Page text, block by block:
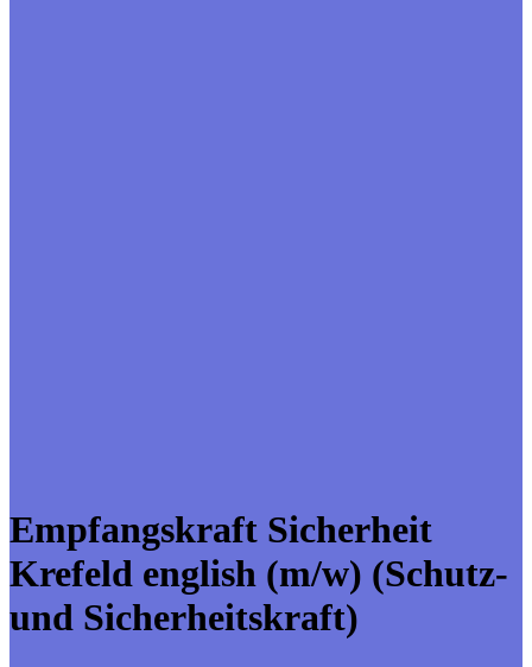
Empfangskraft Sicherheit
Krefeld english (m/w) (Schutz-
und Sicherheitskraft)